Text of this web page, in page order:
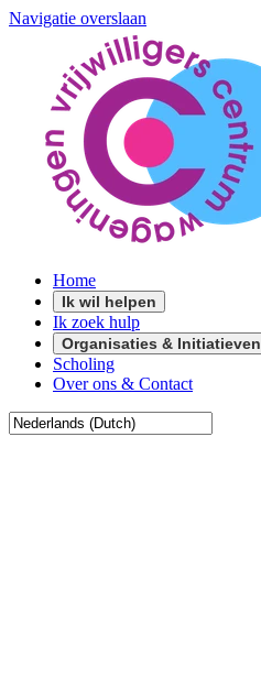
Navigatie overslaan
Home
Ik wil helpen
Ik zoek hulp
Organisaties & Initiatieven
Scholing
Over ons & Contact